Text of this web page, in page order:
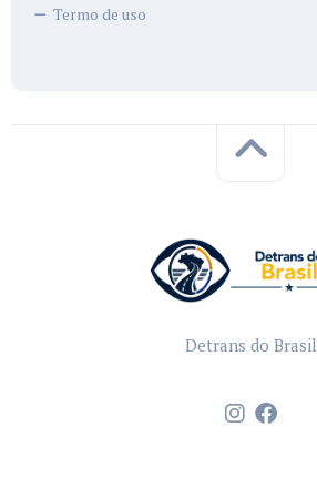
Termo de uso
Detrans do Brasil